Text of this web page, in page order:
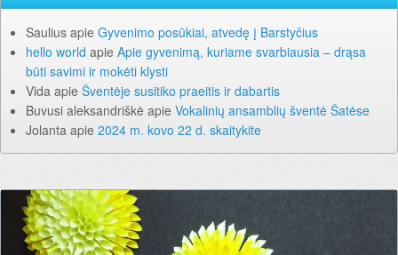
Saulius apie Gyvenimo posūkiai, atvedę į Barstyčius
hello world apie Apie gyvenimą, kuriame svarbiausia – drąsa
būti savimi ir mokėti klysti
Vida apie Šventėje susitiko praeitis ir dabartis
Buvusi aleksandriškė apie Vokalinių ansamblių šventė Šatėse
Jolanta apie 2024 m. kovo 22 d. skaitykite